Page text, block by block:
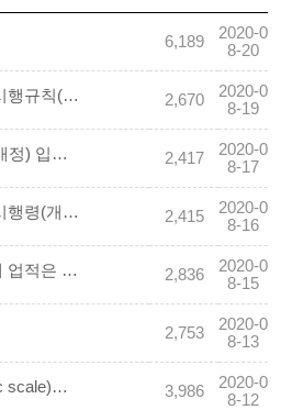
6,189
2020-0
8-20
계량에 관한 법률 시행규칙(개정)입니다. 2,670
2020-0
8-19
계량에 관한 법률(개정) 입니다. 2,417
2020-0
8-17
계량에 관한 법률 시행령(개정) 입니다. 2,415
2020-0
8-16
진시황이 남긴 최대 업적은 도량형제도 2,836
2020-0
8-15
2,753
2020-0
8-13
전자저울(electronic scale)의 사전적 의미 3,986
2020-0
8-12